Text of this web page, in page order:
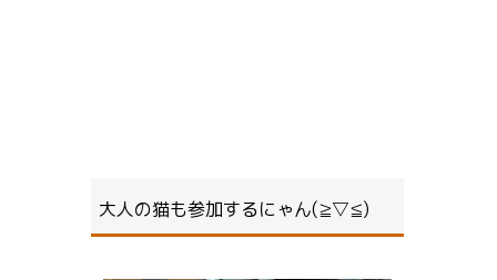
大人の猫も参加するにゃん(≧▽≦)